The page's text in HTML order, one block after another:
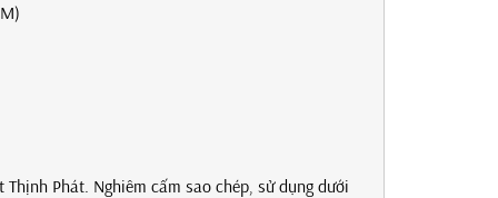
Phát. Nghiêm cấm sao chép, sử dụng dưới